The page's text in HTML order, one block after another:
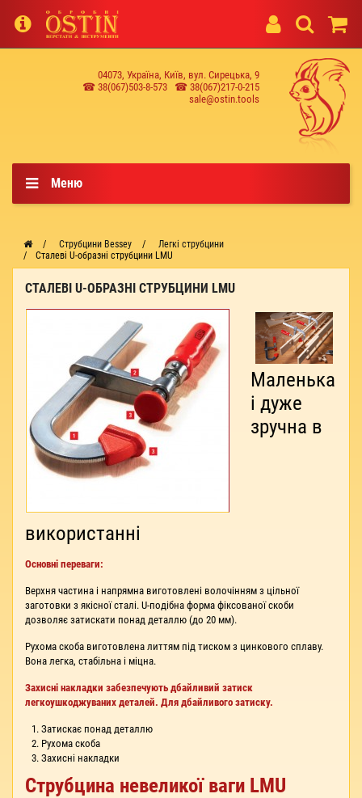
04073, Україна, Київ, вул. Сирецька, 9
☎ 38(067)503-8-573
☎ 38(067)217-0-215
sale@ostin.tools
Меню
Струбцини Bessey
Легкі струбцини
Сталеві U-образні струбцини LMU
СТАЛЕВІ U-ОБРАЗНІ СТРУБЦИНИ LMU
Маленька
і дуже
зручна в
використанні
Основні переваги:
Верхня частина і напрямна виготовлені волочінням з цільної
заготовки з якісної сталі. U-подібна форма фіксованої скоби
дозволяє затискати понад деталлю (до 20 мм).
Рухома скоба виготовлена литтям під тиском з цинкового сплаву.
Вона легка, стабільна і міцна.
Захисні накладки забезпечують дбайливий затиск
легкоушкоджуваних деталей. Для дбайливого затиску.
Затискає понад деталлю
Рухома скоба
Захисні накладки
Струбцина невеликої ваги LMU